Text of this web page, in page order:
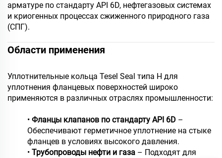
арматуре по стандарту API 6D, нефтегазовых системах
и криогенных процессах сжиженного природного газа
(СПГ).
Области применения
Уплотнительные кольца Tesel Seal типа H для
уплотнения фланцевых поверхностей широко
применяются в различных отраслях промышленности:
• Фланцы клапанов по стандарту API 6D –
Обеспечивают герметичное уплотнение на стыке
фланцев в условиях высокого давления.
• Трубопроводы нефти и газа – Подходят для